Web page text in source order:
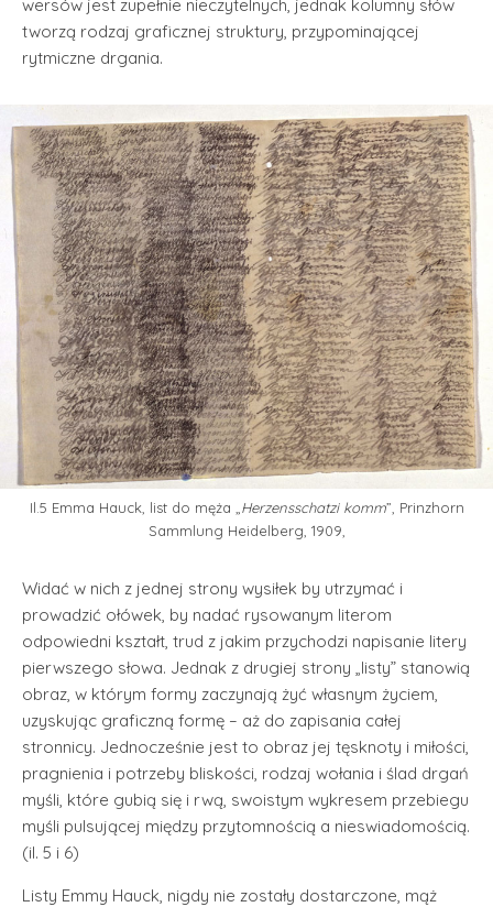
wersów jest zupełnie nieczytelnych, jednak kolumny słów
tworzą rodzaj graficznej struktury, przypominającej
rytmiczne drgania.
Il.5 Emma Hauck, list do męża „ Herzensschatzi komm”, Prinzhorn
Sammlung Heidelberg, 1909,
Widać w nich z jednej strony wysiłek by utrzymać i
prowadzić ołówek, by nadać rysowanym literom
odpowiedni kształt, trud z jakim przychodzi napisanie litery
pierwszego słowa. Jednak z drugiej strony „listy” stanowią
obraz, w którym formy zaczynają żyć własnym życiem,
uzyskując graficzną formę – aż do zapisania całej
stronnicy. Jednocześnie jest to obraz jej tęsknoty i miłości,
pragnienia i potrzeby bliskości, rodzaj wołania i ślad drgań
myśli, które gubią się i rwą, swoistym wykresem przebiegu
myśli pulsującej między przytomnością a nieswiadomością.
(il. 5 i 6)
Listy Emmy Hauck, nigdy nie zostały dostarczone, mąż